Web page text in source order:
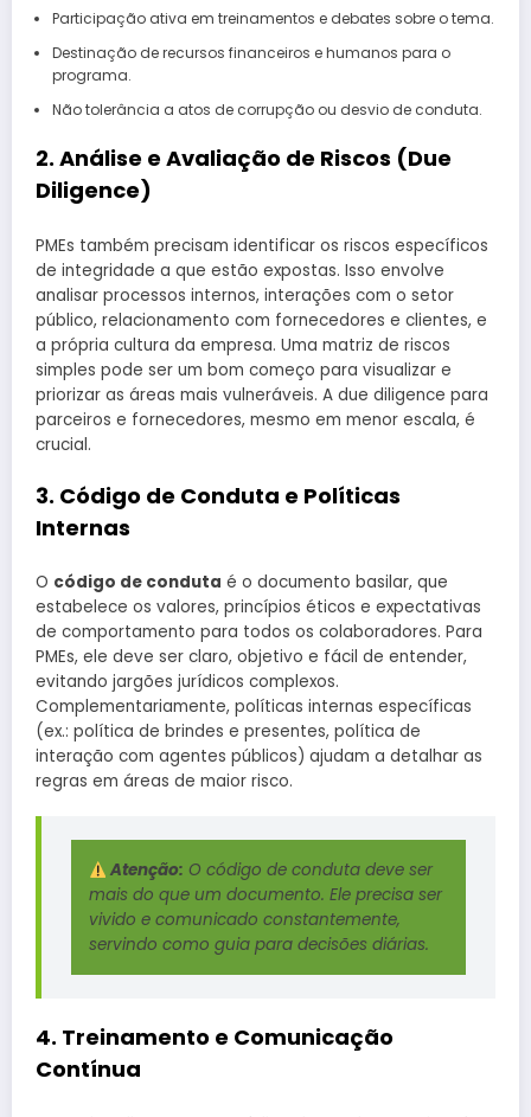
Participação ativa em treinamentos e debates sobre o tema.
Destinação de recursos financeiros e humanos para o
programa.
Não tolerância a atos de corrupção ou desvio de conduta.
2. Análise e Avaliação de Riscos (Due
Diligence)
PMEs também precisam identificar os riscos específicos
de integridade a que estão expostas. Isso envolve
analisar processos internos, interações com o setor
público, relacionamento com fornecedores e clientes, e
a própria cultura da empresa. Uma matriz de riscos
simples pode ser um bom começo para visualizar e
priorizar as áreas mais vulneráveis. A due diligence para
parceiros e fornecedores, mesmo em menor escala, é
crucial.
3. Código de Conduta e Políticas
Internas
O código de conduta é o documento basilar, que
estabelece os valores, princípios éticos e expectativas
de comportamento para todos os colaboradores. Para
PMEs, ele deve ser claro, objetivo e fácil de entender,
evitando jargões jurídicos complexos.
Complementariamente, políticas internas específicas
(ex.: política de brindes e presentes, política de
interação com agentes públicos) ajudam a detalhar as
regras em áreas de maior risco.
Atenção: O código de conduta deve ser
mais do que um documento. Ele precisa ser
vivido e comunicado constantemente,
servindo como guia para decisões diárias.
4. Treinamento e Comunicação
Contínua